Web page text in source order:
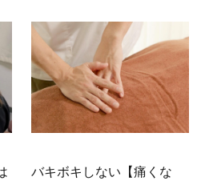
バキボキしない【痛くな